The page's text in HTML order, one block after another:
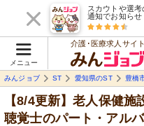
スカウトや選考
通知でお知らせ
メニュー
介護･医療求人サイト
みんジョブ
ST 愛知県のST 豊橋
【8/4更新】老人保健施
聴覚士のパート・アル